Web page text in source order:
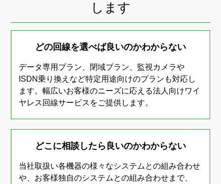
します
どの回線を選べば良いのかわからない
データ専用プラン、閉域プラン、監視カメラや
ISDN乗り換えなど特定用途向けのプランも対応し
ます。幅広いお客様のニーズに応える法人向けワイ
ヤレス回線サービスをご提供します。
どこに相談したら良いのかわからない
当社取扱い各機器の様々なシステムとの組み合わせ
や、お客様独自のシステムとの組み合わせまで、